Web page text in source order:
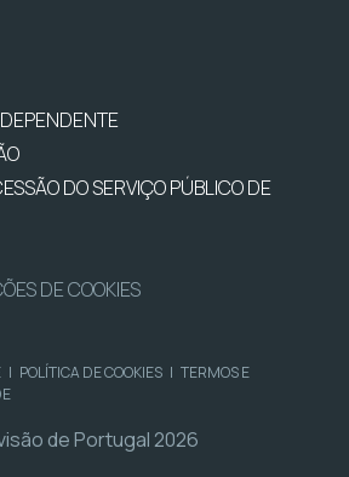
DO SERVIÇO PÚBLICO DE
DE COOKIES
| POLÍTICA DE COOKIES | TERMOS E
de Portugal 2026